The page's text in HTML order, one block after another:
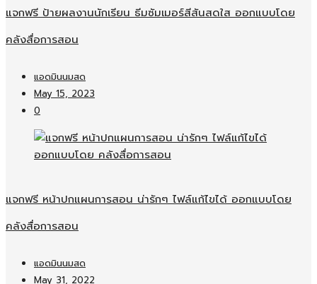
แจกฟรี ป้ายผลงานนักเรียน ธีมซัมเมอร์สีสันสดใส ออกแบบโดย
คลังสื่อการสอน
แอดมินนมสด
May 15, 2023
0
แจกฟรี หน้าปกแผนการสอน น่ารักๆ ไฟล์แก้ไขได้ ออกแบบโดย
คลังสื่อการสอน
แอดมินนมสด
May 31, 2022